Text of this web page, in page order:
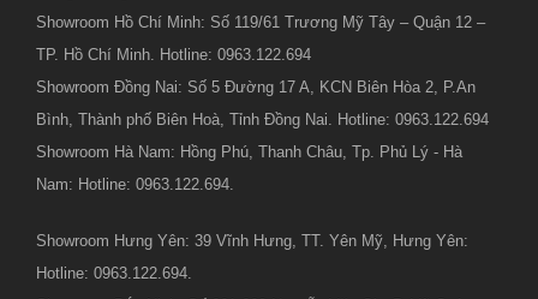
Showroom Hồ Chí Minh: Số 119/61 Trương Mỹ Tây – Quận 12 –
TP. Hồ Chí Minh. Hotline: 0963.122.694
Showroom Đồng Nai: Số 5 Đường 17 A, KCN Biên Hòa 2, P.An
Bình, Thành phố Biên Hoà, Tỉnh Đồng Nai. Hotline: 0963.122.694
Showroom Hà Nam: Hồng Phú, Thanh Châu, Tp. Phủ Lý - Hà
Nam: Hotline: 0963.122.694.
Showroom Hưng Yên: 39 Vĩnh Hưng, TT. Yên Mỹ, Hưng Yên:
Hotline: 0963.122.694.